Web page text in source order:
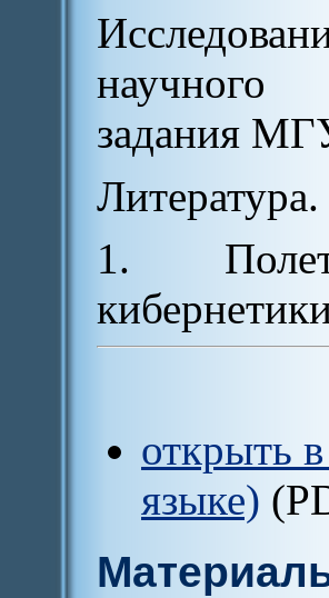
научного
задания
Литература.
1.
открыть
языке)